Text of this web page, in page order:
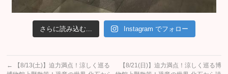
さらに読み込む... Instagram でフォロー
←
【8/13(土)】迫力満点！涼しく巡る
【8/21(日)】迫力満点！涼しく巡る博